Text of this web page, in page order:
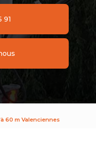
91
60 m Valenciennes